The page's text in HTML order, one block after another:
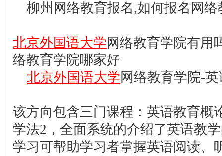
柳州网络教育报名,如何报名网络
北京外国语大学网络教育学院有用
络教育学院哪家好
北京外国语大学网络教育学院-
该方向包含三门课程：英语教育概
学法2，全面系统的介绍了英语教
学习可帮助学习者掌握英语阅读、